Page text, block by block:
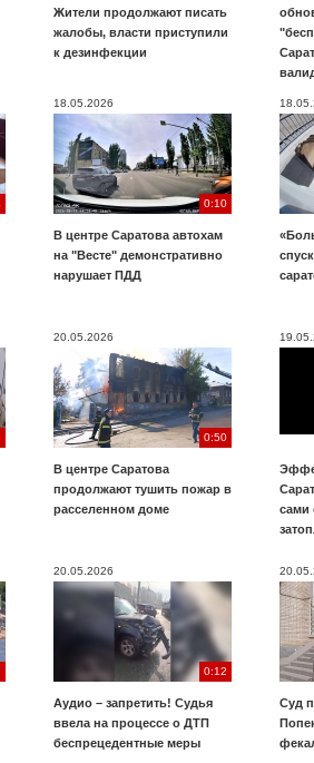
Жители продолжают писать
жалобы, власти приступили
к дезинфекции
18.05.2026
0:10
В центре Саратова автохам
на "Весте" демонстративно
нарушает ПДД
20.05.2026
0:50
В центре Саратова
продолжают тушить пожар в
расселенном доме
сами
20.05.2026
0:12
Аудио – запретить! Судья
ввела на процессе о ДТП
беспрецедентные меры
Суд